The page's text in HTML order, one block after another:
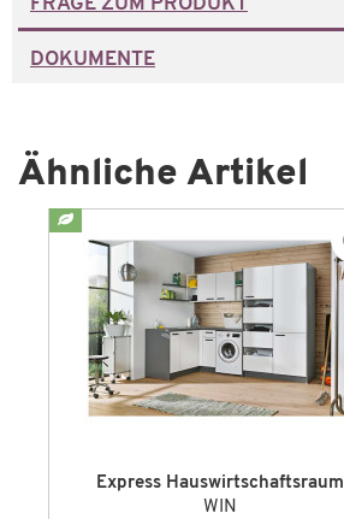
FRAGE ZUM PRODUKT
DOKUMENTE
Ähnliche Artikel
Express Hauswirtschaftsraum
WIN